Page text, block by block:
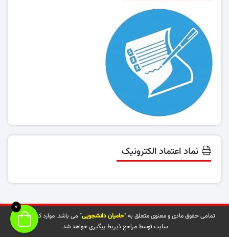
نماد اعتماد الکترونیک
تمامی حقوق مادی و معنوی متعلق به "حامیان دانشجویی" می باشد. موارد کپی شده از
سایت توسط مراجع ذیربط پیگیری خواهد شد.
0